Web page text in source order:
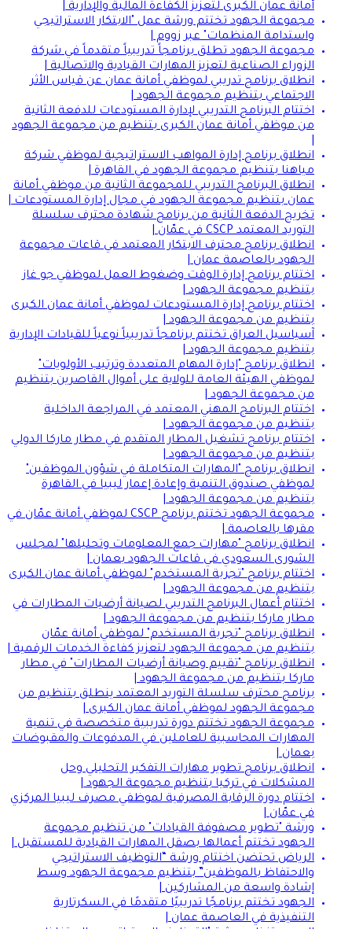
أمانة عمان الكبرى لتعزيز الكفاءة المالية والإدارية |
مجموعة الجهود تختتم ورشة عمل "الابتكار الاستراتيجي
واستدامة المنظمات" عبر زووم |
مجموعة الجهود تطلق برنامجاً تدريبياً متقدماً في شركة
الزوراء الصناعية لتعزيز المهارات القيادية والاتصالية |
انطلاق برنامج تدريبي لموظفي أمانة عمان عن قياس الأثر
الاجتماعي بتنظيم مجموعة الجهود |
اختتام البرنامج التدريبي لإدارة المستودعات للدفعة الثانية
من موظفي أمانة عمان الكبرى بتنظيم من مجموعة الجهود
انطلاق برنامج إدارة المواهب الاستراتيجية لموظفي شركة
مياهنا بتنظيم مجموعة الجهود في القاهرة |
انطلاق البرنامج التدريبي للمجموعة الثانية من موظفي أمانة
عمان بتنظيم مجموعة الجهود في مجال إدارة المستودعات |
تخريج الدفعة الثانية من برنامج شهادة محترف سلسلة
التوريد المعتمد CSCP في عمّان |
انطلاق برنامج محترف الابتكار المعتمد في قاعات مجموعة
الجهود بالعاصمة عمان |
اختتام برنامج إدارة الوقت وضغوط العمل لموظفي جو غاز
بتنظيم مجموعة الجهود |
اختتام برنامج إدارة المستودعات لموظفي أمانة عمان الكبرى
بتنظيم من مجموعة الجهود |
آسياسيل العراق تختتم برنامجاً تدريبياً نوعياً للقيادات الإدارية
بتنظيم مجموعة الجهود |
انطلاق برنامج "إدارة المهام المتعددة وترتيب الأولويات"
لموظفي الهيئة العامة للولاية على أموال القاصرين بتنظيم
من مجموعة الجهود |
اختتام البرنامج المهني المعتمد في المراجعة الداخلية
بتنظيم من مجموعة الجهود |
اختتام برنامج تشغيل المطار المتقدم في مطار ماركا الدولي
بتنظيم من مجموعة الجهود |
انطلاق برنامج "المهارات المتكاملة في شؤون الموظفين"
لموظفي صندوق التنمية وإعادة إعمار ليبيا في القاهرة
بتنظيم من مجموعة الجهود |
مجموعة الجهود تختتم برنامج CSCP لموظفي أمانة عمّان في
مقرها بالعاصمة |
انطلاق برنامج "مهارات جمع المعلومات وتحليلها" لمجلس
الشورى السعودي في قاعات الجهود بعمان |
اختتام برنامج "تجربة المستخدم" لموظفي أمانة عمان الكبرى
بتنظيم من مجموعة الجهود |
اختتام أعمال البرنامج التدريبي لصيانة أرضيات المطارات في
مطار ماركا بتنظيم من مجموعة الجهود |
انطلاق برنامج "تجربة المستخدم" لموظفي أمانة عمّان
بتنظيم من مجموعة الجهود لتعزيز كفاءة الخدمات الرقمية |
انطلاق برنامج "تقييم وصيانة أرضيات المطارات" في مطار
ماركا بتنظيم من مجموعة الجهود |
برنامج محترف سلسلة التوريد المعتمد ينطلق بتنظيم من
مجموعة الجهود لموظفي أمانة عمان الكبرى |
مجموعة الجهود تختتم دورة تدريبية متخصصة في تنمية
المهارات المحاسبية للعاملين في المدفوعات والمقبوضات
بعمان |
انطلاق برنامج تطوير مهارات التفكير التحليلي وحل
المشكلات في تركيا بتنظيم مجموعة الجهود |
اختتام دورة الرقابة المصرفية لموظفي مصرف ليبيا المركزي
في عمّان |
ورشة "تطوير مصفوفة القيادات" من تنظيم مجموعة
الجهود تختتم أعمالها بصقل المهارات القيادية للمستقبل |
الرياض تحتضن اختتام ورشة “التوظيف الاستراتيجي
والاحتفاظ بالموظفين” بتنظيم مجموعة الجهود وسط
إشادة واسعة من المشاركين |
الجهود تختتم برنامجًا تدريبيًا متقدمًا في السكرتارية
التنفيذية في العاصمة عمان |